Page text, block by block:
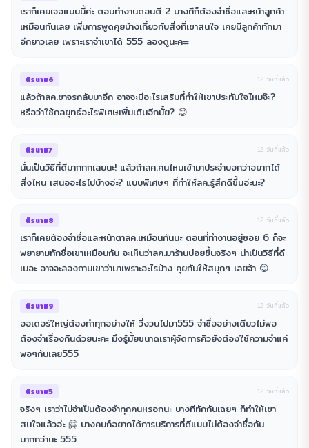
เราก็เคยเจอแบบนี้ค่ะ ตอนทำงานตอนตี 2 บางทีก็ต้องจำชื่อและหน้าลูกค้า
เหมือนกันเลย เพิ่มการพูดคุยบ้างเกี่ยวกับสิ่งที่เขาสนใจ เคยมีลูกค้าทักมา
อีกยาวเลย เพราะเราจำเขาได้ 555 ลองดูนะคะะ
นิรนาม6 12 วันที่แล้ว
แล้วถ้าลค.ขาจรกลับมาอีก อาจจะมีอะไรเสริมที่ทำให้เขาประทับใจไหมจ๊ะ?
หรือว่าใช้กลยุทธ์อะไรพิเศษเพิ่มเติมอีกมั้ย? 😊
นิรนาม7 12 วันที่แล้ว
นั่นเป็นวิธีที่ดีมากกกเลยนะ! แล้วถ้าลค.คนไหนเข้ามาประจำบอกว่าอยากได้
สิ่งไหน เสนออะไรไปบ้างอ่ะ? แบบพิเศษๆ ที่ทำให้ลค.รู้สึกดีขึ้นอ่ะนะ?
นิรนาม8 12 วันที่แล้ว
เราก็เคยต้องจำชื่อและหน้าตาลค.เหมือนกันนะ ตอนที่ทำงานอยู่ซอย 6 ก็จะ
พยายามทักชื่อเขาเหมือนกัน จะเห็นว่าลค.มาร้านบ่อยขึ้นจริงๆ น่าเป็นวิธีที่ดี
เนอะ อาจจะลองถามเขาว่ามาเพราะอะไรบ้าง คุยกันให้สนุกๆ เลยจ้า 😊
นิรนาม9 12 วันที่แล้ว
ออเดอร์ใหญ่ต้องทำทุกอย่างให้ วิ่งวนไปมา555 จำชื่ออย่างเดียวไม่พอ
ต้องจำเรื่องกินด้วยนะคะ มึงรู้มั้ยขนาดเราผุ้จัดการคิวยังต้องใช้ความจำแค่
พอๆกันเลย555
นิรนาม5 12 วันที่แล้ว
จริงๆ เราว่าไม่จำเป็นต้องจำทุกคนหรอกนะ บางทีทักกันเฉยๆ ก็ทำให้เขา
สนใจแล้วอ่ะ 🤗 บางคนก็อยากได้การบริการที่ดีแบบไม่ต้องจำชื่อกัน
มากกว่านะ 555